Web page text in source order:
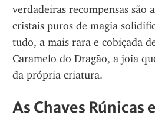
verdadeiras recompensas são
cristais puros de magia
tudo, a mais rara e cobiçada
Caramelo do Dragão, a joia
da própria criatura.
As Chaves Rúnicas